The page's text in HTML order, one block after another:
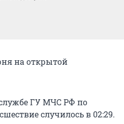
на открытой
ГУ МЧС РФ по
случилось в 02:29.